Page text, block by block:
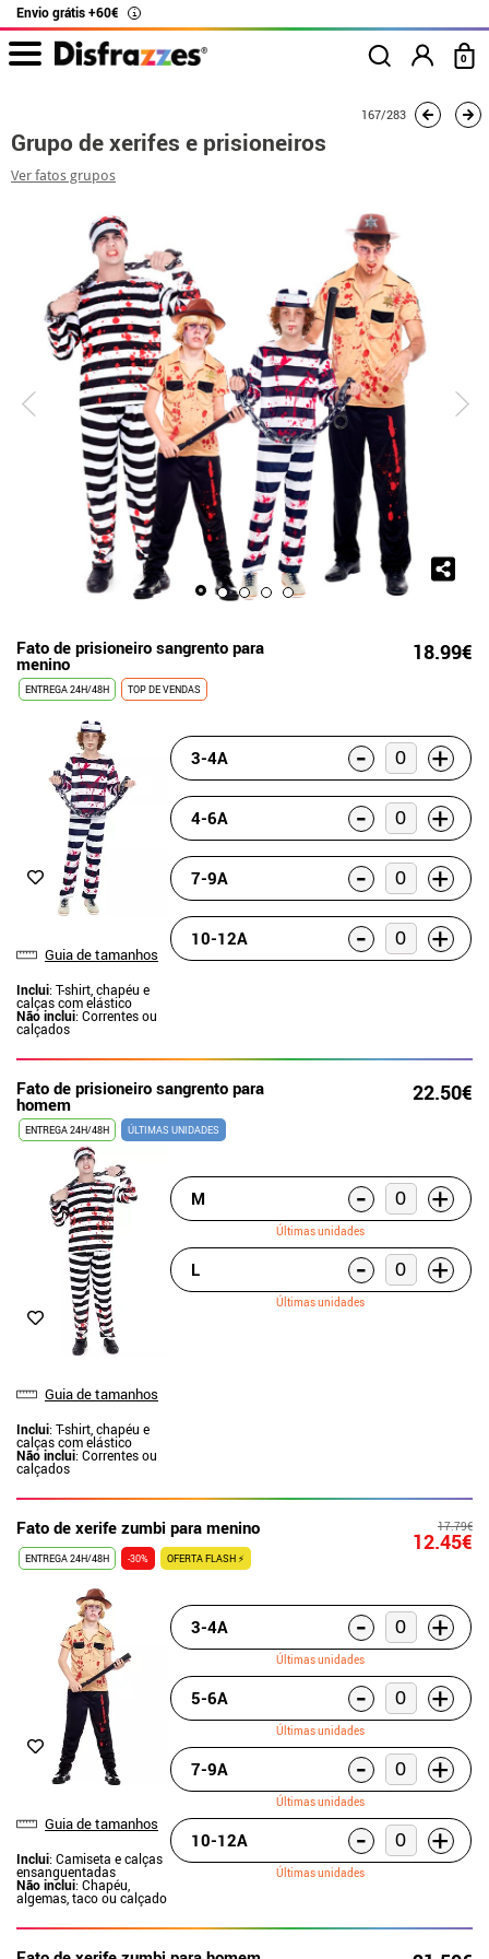
Envio grátis +60€ i
0
Grupo de xerifes e prisioneiros
167/283
Grupo de xerifes e prisioneiros
Ver fatos grupos
Fato de prisioneiro sangrento para
menino 18.99€
ENTREGA 24H/48H TOP DE VENDAS
Guia de tamanhos
Inclui: T-shirt, chapéu e
calças com elástico
Não inclui: Correntes ou
calçados
3-4A - +
4-6A - +
7-9A - +
10-12A - +
Fato de prisioneiro sangrento para
homem 22.50€
ENTREGA 24H/48H ÚLTIMAS UNIDADES
Guia de tamanhos
Inclui: T-shirt, chapéu e
calças com elástico
Não inclui: Correntes ou
calçados
M - +
Últimas unidades
L - +
Últimas unidades
Fato de xerife zumbi para menino 17.79€
12.45€
ENTREGA 24H/48H -30% OFERTA FLASH ⚡
Guia de tamanhos
Inclui: Camiseta e calças
ensanguentadas
Não inclui: Chapéu,
algemas, taco ou calçado
3-4A - +
Últimas unidades
5-6A - +
Últimas unidades
7-9A - +
Últimas unidades
10-12A - +
Últimas unidades